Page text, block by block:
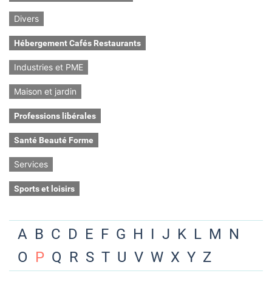
Divers
Hébergement Cafés Restaurants
Industries et PME
Maison et jardin
Professions libérales
Santé Beauté Forme
Services
Sports et loisirs
A B C D E F G H I J K L M N
O P Q R S T U V W X Y Z